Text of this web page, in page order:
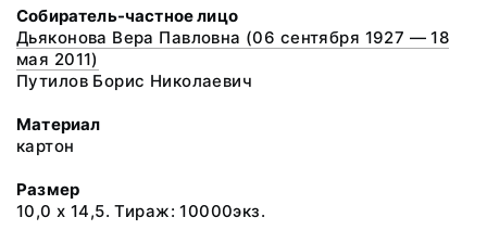
Собиратель-частное лицо
Дьяконова Вера Павловна (06 сентября 1927 — 18
мая 2011)
Путилов Борис Николаевич
Материал
картон
Размер
10,0 х 14,5. Тираж: 10000экз.